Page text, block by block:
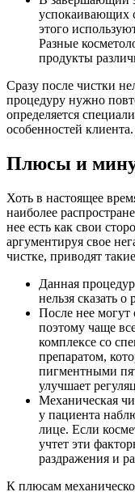
успокаивающих
этого
Разные
продукты
Сразу после чистки
процедуру нужно
определяется
особенностей клиента.
Плюсы и
Хоть в настоящее
наиболее
нее есть как свои
аргументируя свое
чистке, приводят
Данная
нельзя сказать о
После нее могут
поэтому чаще
комплексе со
препаратом,
пигментными
улучшает
Механическая
у пациента
лице. Если
учтет эти
раздражения и
К плюсам